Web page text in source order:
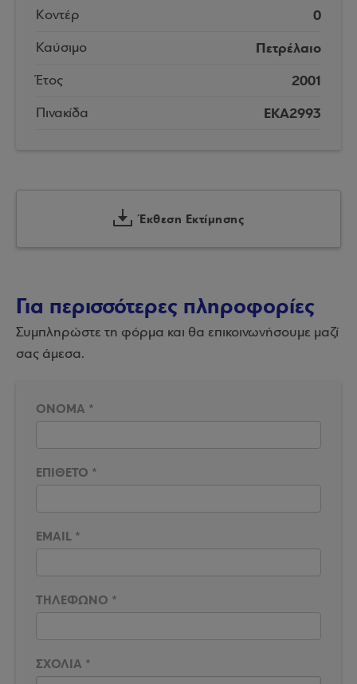
Κοντέρ 0
Καύσιμο Πετρέλαιο
Έτος 2001
Πινακίδα EKA2993
Έκθεση Εκτίμησης
Για περισσότερες πληροφορίες
Συμπληρώστε τη φόρμα και θα επικοινωνήσουμε μαζί
σας άμεσα.
ΟΝΟΜΑ *
ΕΠΙΘΕΤΟ *
EMAIL *
ΤΗΛΕΦΩΝΟ *
ΣΧΟΛΙΑ *